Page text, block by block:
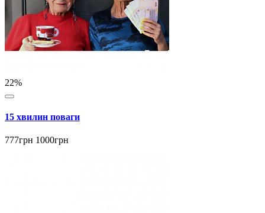
22%
15 хвилин поваги
777грн 1000грн